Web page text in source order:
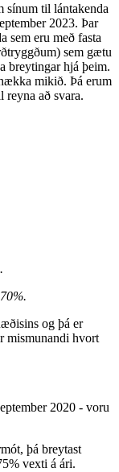
sínum til lántakenda
2023. Þar
sem eru með fasta
sem gætu
breytingar hjá þeim.
mikið. Þá erum
að svara.
og þá er
mismunandi hvort
2020 - voru
þá breytast
vexti á ári.